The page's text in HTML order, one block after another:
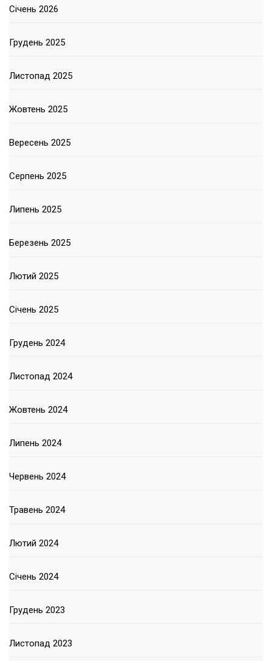
Січень 2026
Грудень 2025
Листопад 2025
Жовтень 2025
Вересень 2025
Серпень 2025
Липень 2025
Березень 2025
Лютий 2025
Січень 2025
Грудень 2024
Листопад 2024
Жовтень 2024
Липень 2024
Червень 2024
Травень 2024
Лютий 2024
Січень 2024
Грудень 2023
Листопад 2023